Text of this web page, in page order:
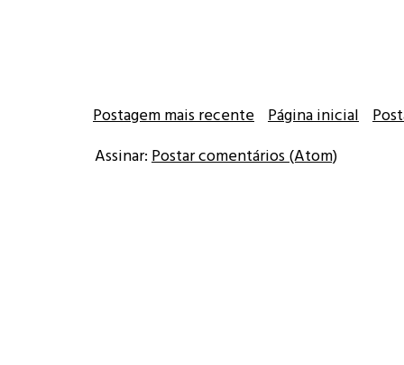
Postagem mais recente Página inicial
Assinar: Postar comentários (Atom)